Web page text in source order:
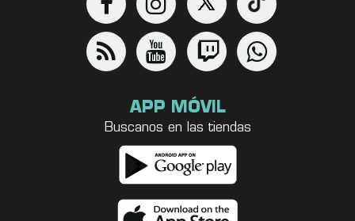
APP MÓVIL
Buscanos en las tiendas